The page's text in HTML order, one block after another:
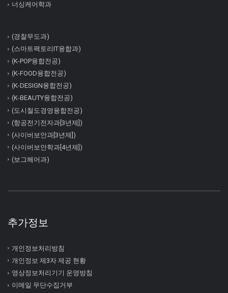
너싱케어학과
(경찰무도과)
(스마트팩토리IT융합과)
(K-POP융합전공)
(K-FOOD융합전공)
(K-DESIGN융합전공)
(K-BEAUTY융합전공)
(도시철도경영융합전공)
(항공전기전자과[3년제])
(사이버보안과[3년제])
(사이버보안학과[4년제])
(보그헤어과)
추가정보
개인정보처리방침
개인정보 제3자 제공 현황
영상정보처리기기 운영방침
이메일 무단수집거부